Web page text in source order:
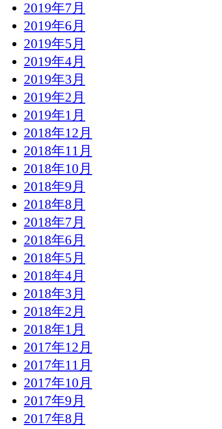
2019年7月
2019年6月
2019年5月
2019年4月
2019年3月
2019年2月
2019年1月
2018年12月
2018年11月
2018年10月
2018年9月
2018年8月
2018年7月
2018年6月
2018年5月
2018年4月
2018年3月
2018年2月
2018年1月
2017年12月
2017年11月
2017年10月
2017年9月
2017年8月